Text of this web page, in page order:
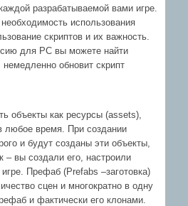
разрабатываемой вами игре.
использования
скриптов и их важность.
для РС вы можете найти
обновит скрипт
объекты как ресурсы (assets),
любое время. При создании
и будут созданы эти объекты,
вы создали его, настроили
Префаб (Prefabs –заготовка)
сцен и многократно в одну
и фактически его клонами.